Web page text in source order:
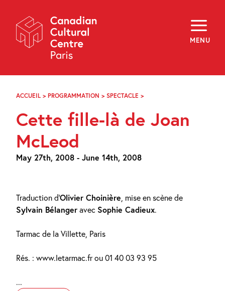
Navigation
MENU
About
Programming
Off-Site
Explore
Archives
f y
EN
ACCUEIL > PROGRAMMATION > SPECTACLE >
DE
Cette fille-là de Joan
McLeod
May 27th, 2008 - June 14th, 2008
Traduction d’Olivier Choinière , mise en scène de
Sylvain Bélangeravec Sophie Cadieux.
Tarmac de la Villette, Paris
Rés. : www.letarmac.fr ou 01 40 03 93 95
...